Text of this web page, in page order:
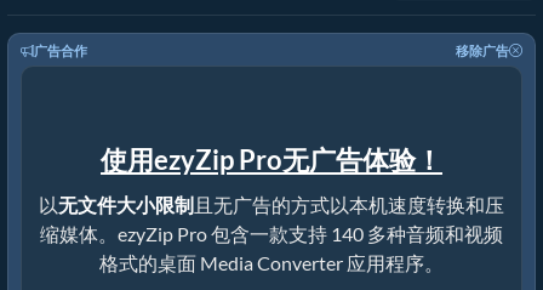
广告合作 移除广告
使用ezyZip Pro无广告体验！
以无文件大小限制且无广告的方式以本机速度转换和压
缩媒体。ezyZip Pro 包含一款支持 140 多种音频和视频
格式的桌面 Media Converter 应用程序。